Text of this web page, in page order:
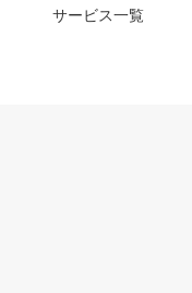
サービス一覧